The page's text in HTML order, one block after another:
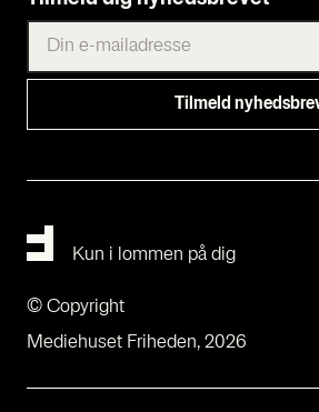
Kun i lommen på dig
Mediehuset Friheden, 2026
© Copyright